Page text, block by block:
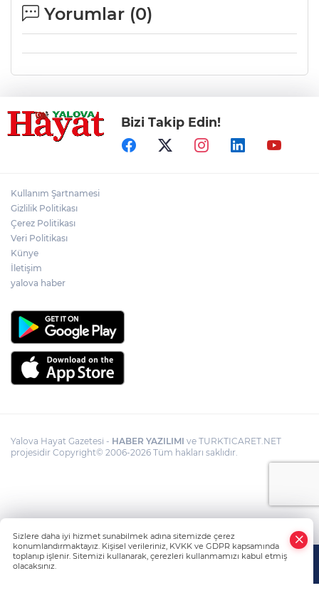
Yorumlar (0)
Bizi Takip Edin!
Kullanım Şartnamesi
Gizlilik Politikası
Çerez Politikası
Veri Politikası
Künye
İletişim
yalova haber
Yalova Hayat Gazetesi - HABER YAZILIMI ve TURKTICARET.NET
projesidir Copyright© 2006-2026 Tüm hakları saklıdır.
Sizlere daha iyi hizmet sunabilmek adına sitemizde çerez
konumlandırmaktayız. Kişisel verileriniz, KVKK ve GDPR kapsamında
toplanıp işlenir. Sitemizi kullanarak, çerezleri kullanmamızı kabul etmiş
olacaksınız.